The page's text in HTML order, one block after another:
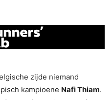
zijde niemand
kampioene Nafi Thiam.